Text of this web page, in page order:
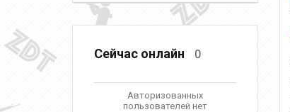
Сейчас онлайн 0
Авторизованных
пользователей нет